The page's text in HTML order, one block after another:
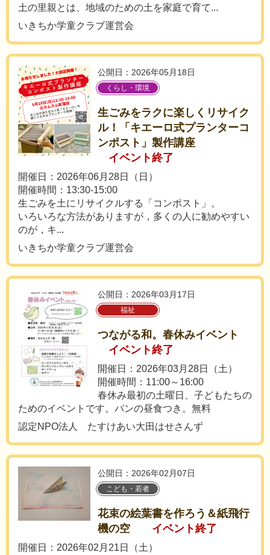
土の里親とは、地域のための土を家庭で育て...
いきちか学童クラブ運営会
公開日：2026年05月18日
くらし・環境
生ごみをラクに楽しくリサイク
ル！「キエーロ式プランターコ
ンポスト」製作講座
イベント終了
開催日：2026年06月28日（日）
開催時間：13:30-15:00
生ごみを土にリサイクルする「コンポスト」。
いろいろな方法がありますが，多くの人に勧めやすい
のが，キ...
いきちか学童クラブ運営会
公開日：2026年03月17日
福祉
つながる和。春休みイベント
イベント終了
開催日：2026年03月28日（土）
開催時間：11:00～16:00
春休み最初の土曜日、子どもたちの
ためのイベントです。パンの昼食つき。無料
認定NPO法人 たすけあい大田はせさんず
公開日：2026年02月07日
こども・若者
花束の絵葉書を作ろう＆紙飛行
機の空
イベント終了
開催日：2026年02月21日（土）